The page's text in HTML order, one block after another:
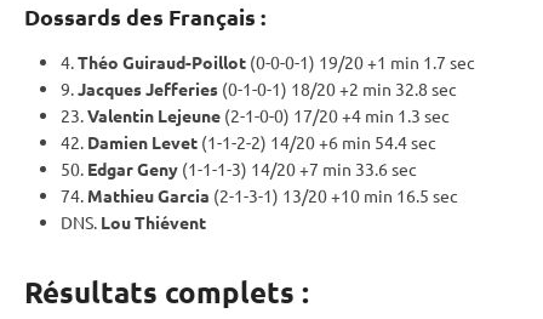
Dossards des Français :
4.Théo Guiraud-Poillot (0-0-0-1) 19/20 +1 min 1.7 sec
9.Jacques Jefferies (0-1-0-1) 18/20 +2 min 32.8 sec
23.Valentin Lejeune (2-1-0-0) 17/20 +4 min 1.3 sec
42. Damien Levet (1-1-2-2) 14/20 +6 min 54.4 sec
50. Edgar Geny (1-1-1-3) 14/20 +7 min 33.6 sec
74. Mathieu Garcia (2-1-3-1) 13/20 +10 min 16.5 sec
DNS. Lou Thiévent
Résultats complets :